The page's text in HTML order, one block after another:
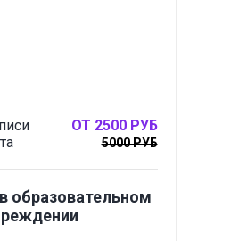
ОТ 2500 РУБ
5000 РУБ
образовательном